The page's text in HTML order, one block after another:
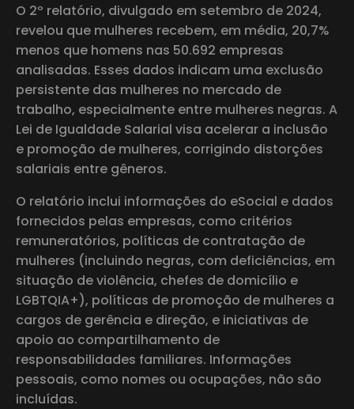
O 2º relatório, divulgado em setembro de 2024,
revelou que mulheres recebem, em média, 20,7%
menos que homens nas 50.692 empresas
analisadas. Esses dados indicam uma exclusão
persistente das mulheres no mercado de
trabalho, especialmente entre mulheres negras. A
Lei de Igualdade Salarial visa acelerar a inclusão
e promoção de mulheres, corrigindo distorções
salariais entre gêneros.
O relatório inclui informações do eSocial e dados
fornecidos pelas empresas, como critérios
remuneratórios, políticas de contratação de
mulheres (incluindo negras, com deficiências, em
situação de violência, chefes de domicílio e
LGBTQIA+), políticas de promoção de mulheres a
cargos de gerência e direção, e iniciativas de
apoio ao compartilhamento de
responsabilidades familiares. Informações
pessoais, como nomes ou ocupações, não são
incluídas.